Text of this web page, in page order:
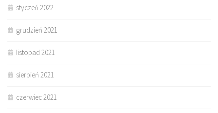
styczeń 2022
grudzień 2021
listopad 2021
sierpień 2021
czerwiec 2021